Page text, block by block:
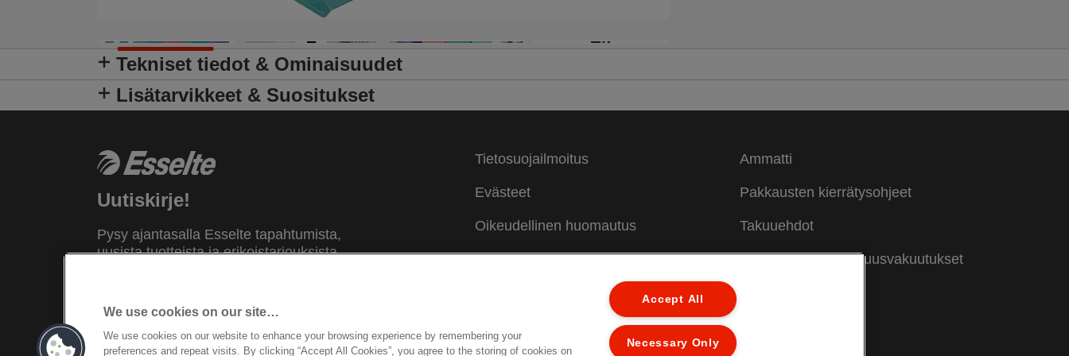
+4
pienennetty, jotta sisältö pysyy näkyvissä
valikoima elinvoimaisia värejä, ja ne on
tuulahdus elämääsi!
Tekniset tiedot & Ominaisuudet
Lisätarvikkeet & Suositukset
Uutiskirje!
Pysy ajantasalla Esselte tapahtumista,
uusista tuotteista ja erikoistarjouksista.
REKISTERÖIDY NYT
Tietosuojailmoitus
Evästeet
Oikeudellinen huomautus
Jälki
Ammatti
Pakkausten kierrätysohjeet
Takuuehdot
Vaatimustenmukaisuusvakuutukset
We use cookies on our site…
We use cookies on our website to enhance your browsing experience by remembering your
preferences and repeat visits. By clicking “Accept All Cookies”, you agree to the storing of cookies on
Accept All
Necessary Only